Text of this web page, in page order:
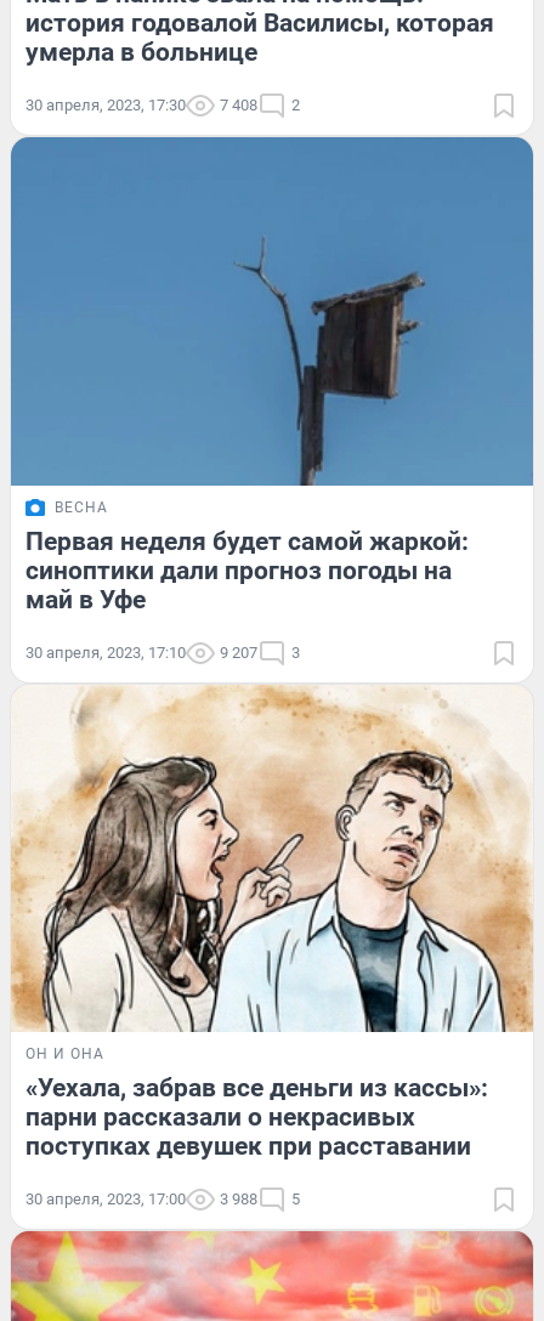
история годовалой Василисы, которая
умерла в больнице
30 апреля, 2023, 17:30 7 408 2
ВЕСНА
Первая неделя будет самой жаркой:
синоптики дали прогноз погоды на
май в Уфе
30 апреля, 2023, 17:10 9 207 3
ОН И ОНА
«Уехала, забрав все деньги из кассы»:
парни рассказали о некрасивых
поступках девушек при расставании
30 апреля, 2023, 17:00 3 988 5